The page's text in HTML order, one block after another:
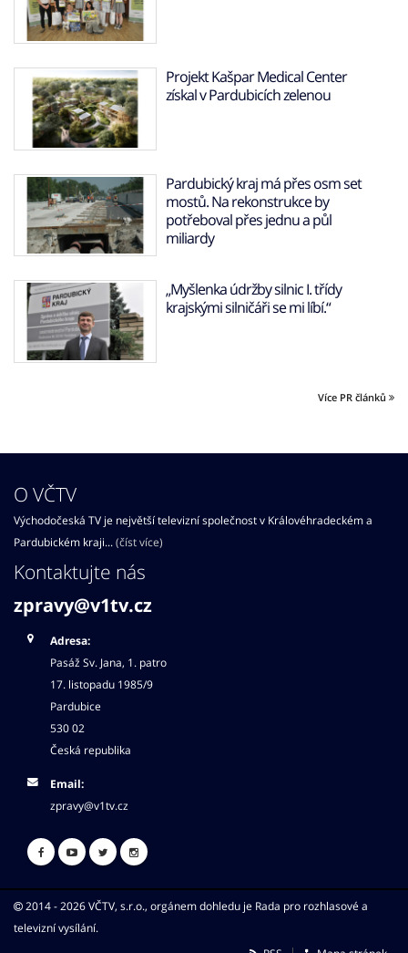
Projekt Kašpar Medical Center
získal v Pardubicích zelenou
Pardubický kraj má přes osm set
mostů. Na rekonstrukce by
potřeboval přes jednu a půl
miliardy
„Myšlenka údržby silnic I. třídy
krajskými silničáři se mi líbí.“
Více PR článků
O VČTV
Východočeská TV je největší televizní společnost v Královéhradeckém a
Pardubickém kraji... (číst více)
Kontaktujte nás
zpravy@v1tv.cz
Adresa:
Pasáž Sv. Jana, 1. patro
17. listopadu 1985/9
Pardubice
530 02
Česká republika
Email:
zpravy@v1tv.cz
2014 - 2026 VČTV, s.r.o., orgánem dohledu je Rada pro rozhlasové a
televizní vysílání.